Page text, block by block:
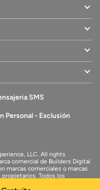
SMS
Personal - Exclusión
LLC. All rights
comercial de Builders Digital
marcas comerciales o marcas
Todos los